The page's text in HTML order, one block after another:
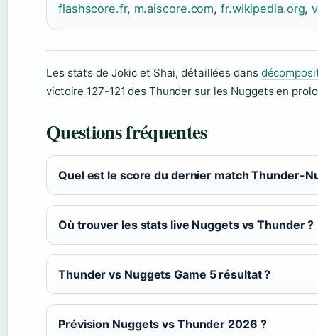
flashscore.fr, m.aiscore.com,fr.wikipedia.org,
Les stats de Jokic et Shai, détaillées dans
victoire 127-121 des Thunder sur les Nuggets en
Questions fréquentes
Quel est le score du dernier match Thunder-
Où trouver les stats live Nuggets vs Thunder ?
Thunder vs Nuggets Game 5 résultat ?
Prévision Nuggets vs Thunder 2026 ?